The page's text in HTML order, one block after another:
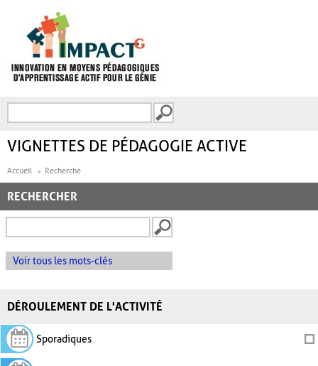
FORMULAIRE DE
VIGNETTES DE PÉDAGOGIE ACTIVE
Accueil Recherche
RECHERCHER
Voir tous les mots-clés
DÉROULEMENT DE L'ACTIVITÉ
Sporadiques